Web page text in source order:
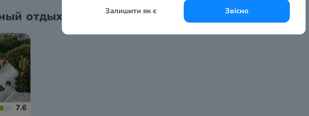
Залишити як є Звісно
отдых
7.6